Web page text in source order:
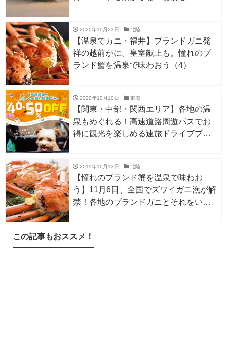
2020年10月23日 北陸
【温泉でカニ・福井】ブランドガニ発
祥の越前がに。皇室献上も。憧れのブ
ランド蟹を温泉で味わおう（4）
2020年10月10日 東海
【関東・中部・関西エリア】各地の温
泉もめぐれる！高速道路周遊パスでお
得に観光を楽しめる速旅ドライブプラ
2019年10月13日 北陸
【憧れのブランド蟹を温泉で味わお
う】11月6日、全国でズワイガニ漁が解
禁！各地のブランドガニとそれをいた
この記事もおススメ！